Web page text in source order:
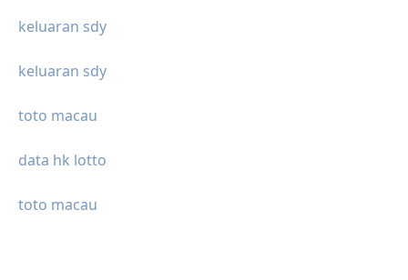
keluaran sdy
keluaran sdy
toto macau
data hk lotto
toto macau